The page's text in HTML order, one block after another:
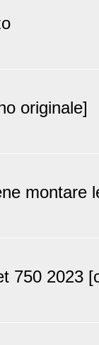
originale]
montare
750 2023